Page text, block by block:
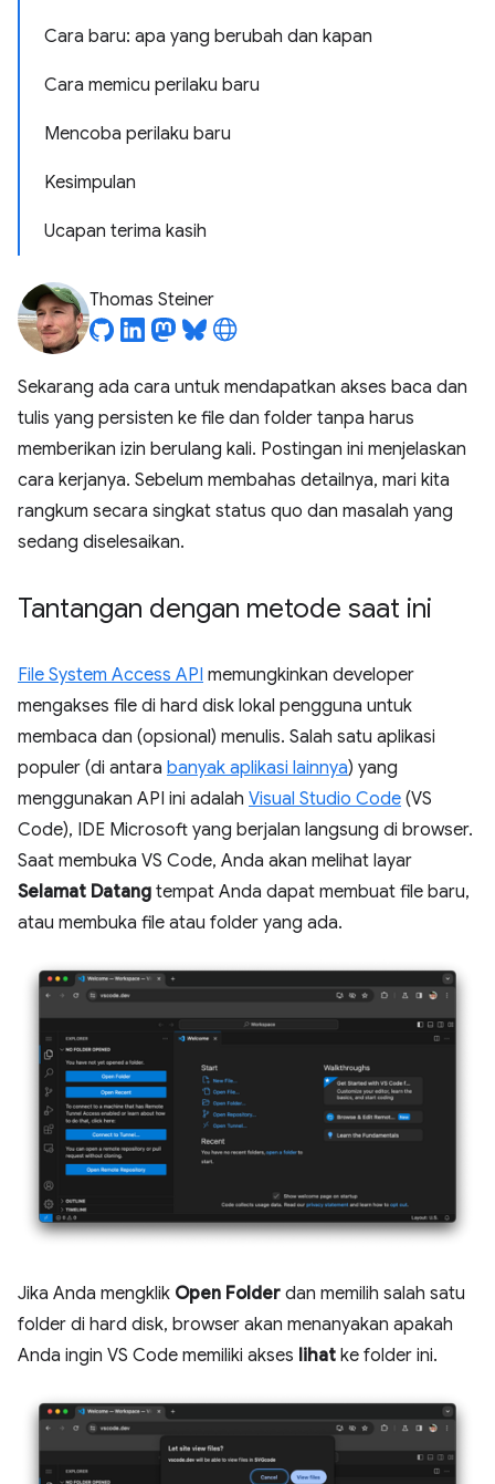
Cara baru: apa yang berubah dan kapan
Cara memicu perilaku baru
Mencoba perilaku baru
Kesimpulan
Ucapan terima kasih
Thomas Steiner
Sekarang ada cara untuk mendapatkan akses baca dan
tulis yang persisten ke file dan folder tanpa harus
memberikan izin berulang kali. Postingan ini menjelaskan
cara kerjanya. Sebelum membahas detailnya, mari kita
rangkum secara singkat status quo dan masalah yang
sedang diselesaikan.
Tantangan dengan metode saat ini
File System Access API memungkinkan developer
mengakses file di hard disk lokal pengguna untuk
membaca dan (opsional) menulis. Salah satu aplikasi
populer (di antara banyak aplikasi lainnya) yang
menggunakan API ini adalah Visual Studio Code (VS
Code), IDE Microsoft yang berjalan langsung di browser.
Saat membuka VS Code, Anda akan melihat layar
Selamat Datang tempat Anda dapat membuat file baru,
atau membuka file atau folder yang ada.
Jika Anda mengklik Open Folder dan memilih salah satu
folder di hard disk, browser akan menanyakan apakah
Anda ingin VS Code memiliki akses lihat ke folder ini.